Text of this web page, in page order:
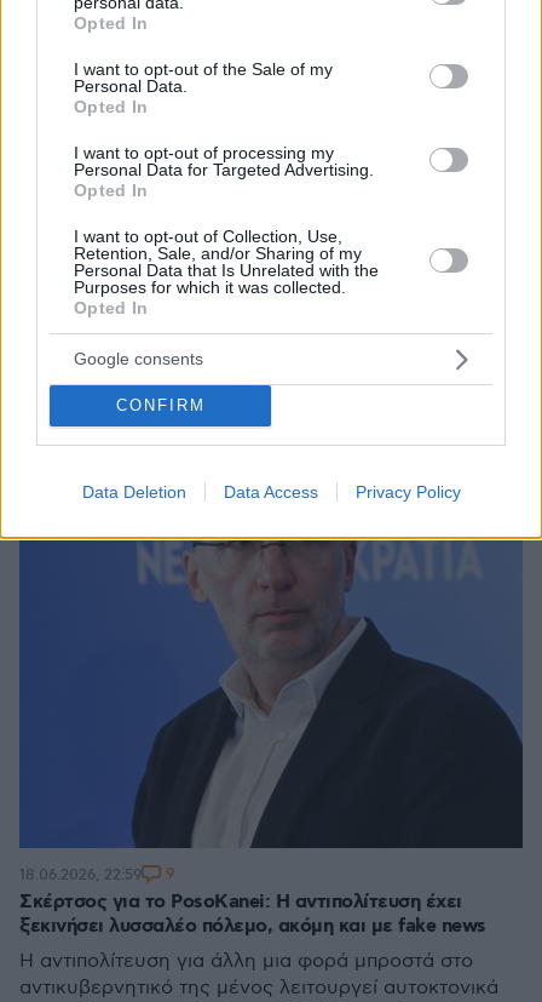
grant or deny consent to Google and its third-party tags to
use your data for below specified purposes in below Google
consent section.
Opted In
I want to opt-out of the Sale of my
Personal Data.
Opted In
I want to opt-out of processing my
Personal Data for Targeted Advertising.
Opted In
I want to opt-out of Collection, Use,
Retention, Sale, and/or Sharing of my
Personal Data that Is Unrelated with the
Purposes for which it was collected.
Opted In
Google consents
CONFIRM
Data Deletion Data Access Privacy Policy
Η ανάρτηση Σκέρτσου για τον κυβερνητικό απολογισμό:
7 χρόνια μετά είναι ευκαιρία να ξανασυστηθούμε, η
Ο εκσυγχρονισμός του κράτους δεν έχει ημερομηνία
λήξης, σε κάθε περίπτωση το ποτήρι είναι
μισογεμάτο, η Ελλάδα αλλάζει και προχωράει
μπροστά, αναφέρει σε ανάρτησή του για τον
κυβερνητικό απολογισμό ο υπουργός Επικρατείας
26.06.2026, 19:51 11
Σκέρτσος για το PosoKanei: Η αντιπολίτευση έχει
ξεκινήσει λυσσαλέο πόλεμο, ακόμη και με fake news
Η αντιπολίτευση για άλλη μια φορά μπροστά στο
αντικυβερνητικό της μένος λειτουργεί αυτοκτονικά
18.06.2026, 22:59 9